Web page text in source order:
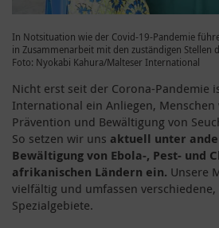
In Notsituation wie der Covid-19-Pandemie
in Zusammenarbeit mit den zuständigen Stellen
Foto: Nyokabi Kahura/Malteser International
Nicht erst seit der Corona-Pandemie
International ein Anliegen,
Prävention und Bewältigung von
So setzen wir uns aktuell unter
Bewältigung von Ebola-, Pest- und
afrikanischen Ländern ein. Unsere
vielfältig und umfassen
Spezialgebiete.